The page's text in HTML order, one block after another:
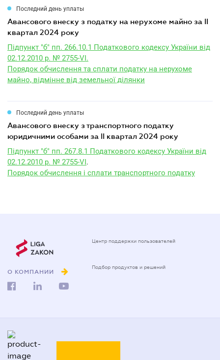
Последний день уплаты
авансового внеску з податку на нерухоме майно за II
квартал 2024 року
Підпункт "б" пп. 266.10.1 Податкового кодексу України від
02.12.2010 р. № 2755-VI.
Порядок обчислення та сплати податку на нерухоме
майно, відмінне від земельної ділянки
Последний день уплаты
авансового внеску з транспортного податку
юридичними особами за II квартал 2024 року
Підпункт "б" пп. 267.8.1 Податкового кодексу України від
02.12.2010 р. № 2755-VI.
Порядок обчислення і сплати транспортного податку
О КОМПАНИИ
Центр поддержки пользователей
Подбор продуктов и решений